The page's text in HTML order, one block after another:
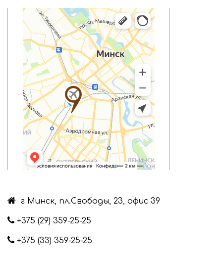
г Минск, пл.Свободы, 23, офис 39
+375 (29) 359-25-25
+375 (33) 359-25-25